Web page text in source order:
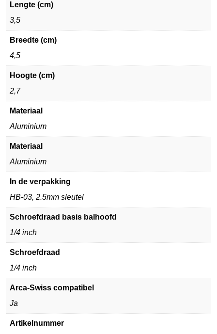
Lengte (cm)
3,5
Breedte (cm)
4,5
Hoogte (cm)
2,7
Materiaal
Aluminium
Materiaal
Aluminium
In de verpakking
HB-03, 2.5mm sleutel
Schroefdraad basis balhoofd
1/4 inch
Schroefdraad
1/4 inch
Arca-Swiss compatibel
Ja
Artikelnummer